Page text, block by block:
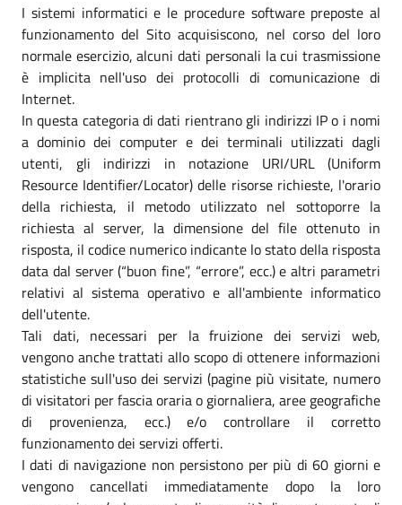
I sistemi informatici e le procedure software preposte al
funzionamento del Sito acquisiscono, nel corso del loro
normale esercizio, alcuni dati personali la cui trasmissione
è implicita nell'uso dei protocolli di comunicazione di
Internet.
In questa categoria di dati rientrano gli indirizzi IP o i nomi
a dominio dei computer e dei terminali utilizzati dagli
utenti, gli indirizzi in notazione URI/URL (Uniform
Resource Identifier/Locator) delle risorse richieste, l'orario
della richiesta, il metodo utilizzato nel sottoporre la
richiesta al server, la dimensione del file ottenuto in
risposta, il codice numerico indicante lo stato della risposta
data dal server (“buon fine”, “errore”, ecc.) e altri parametri
relativi al sistema operativo e all'ambiente informatico
dell'utente.
Tali dati, necessari per la fruizione dei servizi web,
vengono anche trattati allo scopo di ottenere informazioni
statistiche sull'uso dei servizi (pagine più visitate, numero
di visitatori per fascia oraria o giornaliera, aree geografiche
di provenienza, ecc.) e/o controllare il corretto
funzionamento dei servizi offerti.
I dati di navigazione non persistono per più di 60 giorni e
vengono cancellati immediatamente dopo la loro